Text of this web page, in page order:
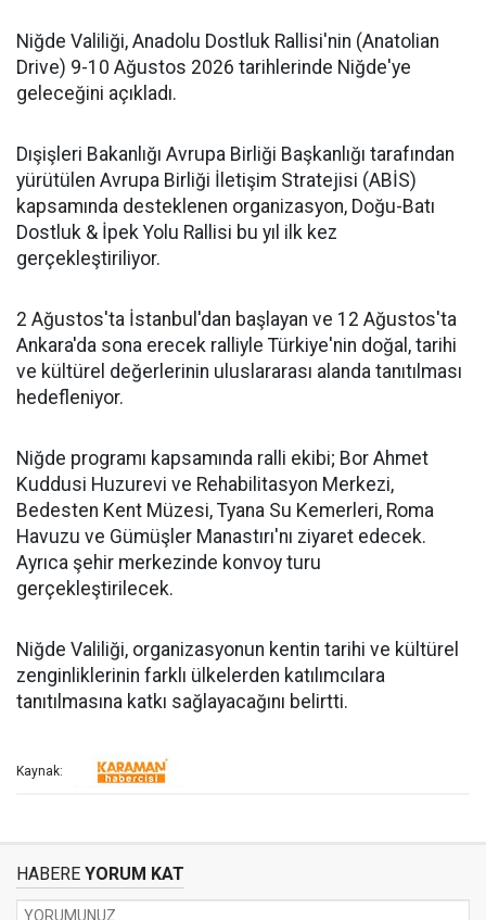
Niğde Valiliği, Anadolu Dostluk Rallisi'nin (Anatolian
Drive) 9-10 Ağustos 2026 tarihlerinde Niğde'ye
geleceğini açıkladı.
Dışişleri Bakanlığı Avrupa Birliği Başkanlığı tarafından
yürütülen Avrupa Birliği İletişim Stratejisi (ABİS)
kapsamında desteklenen organizasyon, Doğu-Batı
Dostluk & İpek Yolu Rallisi bu yıl ilk kez
gerçekleştiriliyor.
2 Ağustos'ta İstanbul'dan başlayan ve 12 Ağustos'ta
Ankara'da sona erecek ralliyle Türkiye'nin doğal, tarihi
ve kültürel değerlerinin uluslararası alanda tanıtılması
hedefleniyor.
Niğde programı kapsamında ralli ekibi; Bor Ahmet
Kuddusi Huzurevi ve Rehabilitasyon Merkezi,
Bedesten Kent Müzesi, Tyana Su Kemerleri, Roma
Havuzu ve Gümüşler Manastırı'nı ziyaret edecek.
Ayrıca şehir merkezinde konvoy turu
gerçekleştirilecek.
Niğde Valiliği, organizasyonun kentin tarihi ve kültürel
zenginliklerinin farklı ülkelerden katılımcılara
tanıtılmasına katkı sağlayacağını belirtti.
Kaynak:
HABERE YORUM KAT